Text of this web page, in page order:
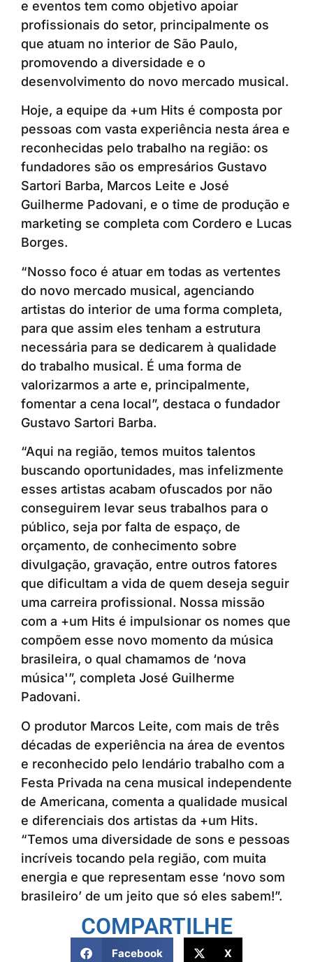
e eventos tem como objetivo apoiar
profissionais do setor, principalmente os
que atuam no interior de São Paulo,
promovendo a diversidade e o
desenvolvimento do novo mercado musical.
Hoje, a equipe da +um Hits é composta por
pessoas com vasta experiência nesta área e
reconhecidas pelo trabalho na região: os
fundadores são os empresários Gustavo
Sartori Barba, Marcos Leite e José
Guilherme Padovani, e o time de produção e
marketing se completa com Cordero e Lucas
Borges.
“Nosso foco é atuar em todas as vertentes
do novo mercado musical, agenciando
artistas do interior de uma forma completa,
para que assim eles tenham a estrutura
necessária para se dedicarem à qualidade
do trabalho musical. É uma forma de
valorizarmos a arte e, principalmente,
fomentar a cena local”, destaca o fundador
Gustavo Sartori Barba.
“Aqui na região, temos muitos talentos
buscando oportunidades, mas infelizmente
esses artistas acabam ofuscados por não
conseguirem levar seus trabalhos para o
público, seja por falta de espaço, de
orçamento, de conhecimento sobre
divulgação, gravação, entre outros fatores
que dificultam a vida de quem deseja seguir
uma carreira profissional. Nossa missão
com a +um Hits é impulsionar os nomes que
compõem esse novo momento da música
brasileira, o qual chamamos de ‘nova
música'”, completa José Guilherme
Padovani.
O produtor Marcos Leite, com mais de três
décadas de experiência na área de eventos
e reconhecido pelo lendário trabalho com a
Festa Privada na cena musical independente
de Americana, comenta a qualidade musical
e diferenciais dos artistas da +um Hits.
“Temos uma diversidade de sons e pessoas
incríveis tocando pela região, com muita
energia e que representam esse ‘novo som
brasileiro’ de um jeito que só eles sabem!”.
COMPARTILHE
Facebook X